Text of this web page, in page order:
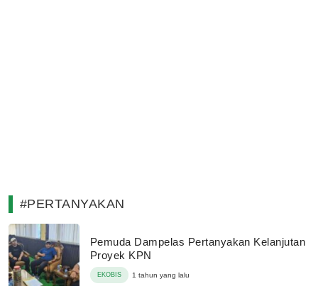
#PERTANYAKAN
Pemuda Dampelas Pertanyakan Kelanjutan
Proyek KPN
EKOBIS 1 tahun yang lalu